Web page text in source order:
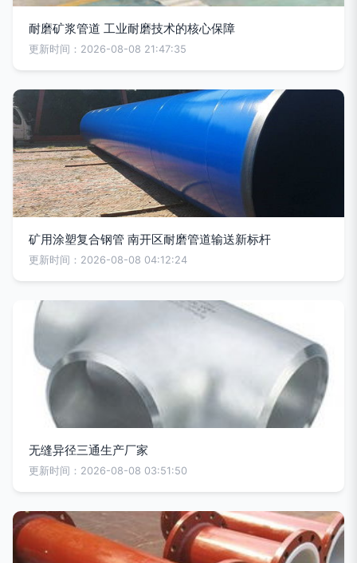
耐磨矿浆管道 工业耐磨技术的核心保障
更新时间：2026-08-08 21:47:35
矿用涂塑复合钢管 南开区耐磨管道输送新标杆
更新时间：2026-08-08 04:12:24
无缝异径三通生产厂家
更新时间：2026-08-08 03:51:50